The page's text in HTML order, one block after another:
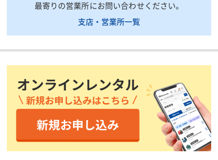
最寄りの営業所にお問い合わせください。
支店・営業所一覧